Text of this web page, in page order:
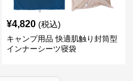
¥4,820 (税込)
キャンプ用品 快適肌触り封筒型
インナーシーツ寝袋